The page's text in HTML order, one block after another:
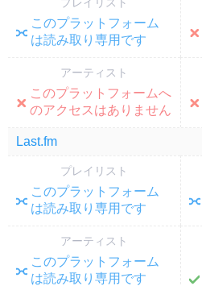
;
このプラットフォーム
は読み取り専用です
;
アーティスト
;
このプラットフォームへ
のアクセスはありません
;
Last.fm
プレイリスト
;
このプラットフォーム
は読み取り専用です
;
アーティスト
;
このプラットフォーム
は読み取り専用です
;